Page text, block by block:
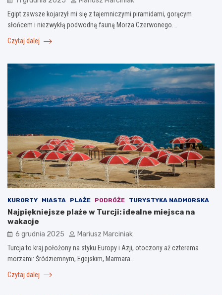
Egipt zawsze kojarzył mi się z tajemniczymi piramidami, gorącym
słońcem i niezwykłą podwodną fauną Morza Czerwonego.…
Czytaj dalej
KURORTY MIASTA PLAŻE PODRÓŻE TURYSTYKA NADMORSKA
Najpiękniejsze plaże w Turcji: idealne miejsca na
wakacje
6 grudnia 2025 Mariusz Marciniak
Turcja to kraj położony na styku Europy i Azji, otoczony aż czterema
morzami: Śródziemnym, Egejskim, Marmara…
Czytaj dalej